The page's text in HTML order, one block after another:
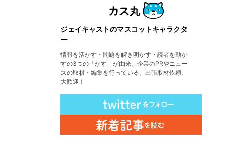
ジェイキャストのマスコットキャラクタ
ー
情報を活かす・問題を解き明かす・読者を動か
すの3つの「かす」が由来。企業のPRやニュー
スの取材・編集を行っている。出張取材依頼、
大歓迎！